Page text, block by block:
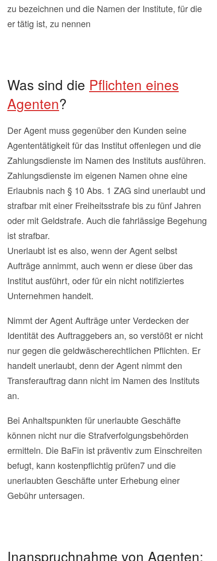
zu bezeichnen und die Namen der Institute, für die
er tätig ist, zu nennen
Was sind die Pflichten eines
Agenten?
Der Agent muss gegenüber den Kunden seine
Agententätigkeit für das Institut offenlegen und die
Zahlungsdienste im Namen des Instituts ausführen.
Zahlungsdienste im eigenen Namen ohne eine
Erlaubnis nach § 10 Abs. 1 ZAG sind unerlaubt und
strafbar mit einer Freiheitsstrafe bis zu fünf Jahren
oder mit Geldstrafe. Auch die fahrlässige Begehung
ist strafbar.
Unerlaubt ist es also, wenn der Agent selbst
Aufträge annimmt, auch wenn er diese über das
Institut ausführt, oder für ein nicht notifiziertes
Unternehmen handelt.
Nimmt der Agent Aufträge unter Verdecken der
Identität des Auftraggebers an, so verstößt er nicht
nur gegen die geldwäscherechtlichen Pflichten. Er
handelt unerlaubt, denn der Agent nimmt den
Transferauftrag dann nicht im Namen des Instituts
an.
Bei Anhaltspunkten für unerlaubte Geschäfte
können nicht nur die Strafverfolgungsbehörden
ermitteln. Die BaFin ist präventiv zum Einschreiten
befugt, kann kostenpflichtig prüfen7 und die
unerlaubten Geschäfte unter Erhebung einer
Gebühr untersagen.
Inanspruchnahme von Agenten: